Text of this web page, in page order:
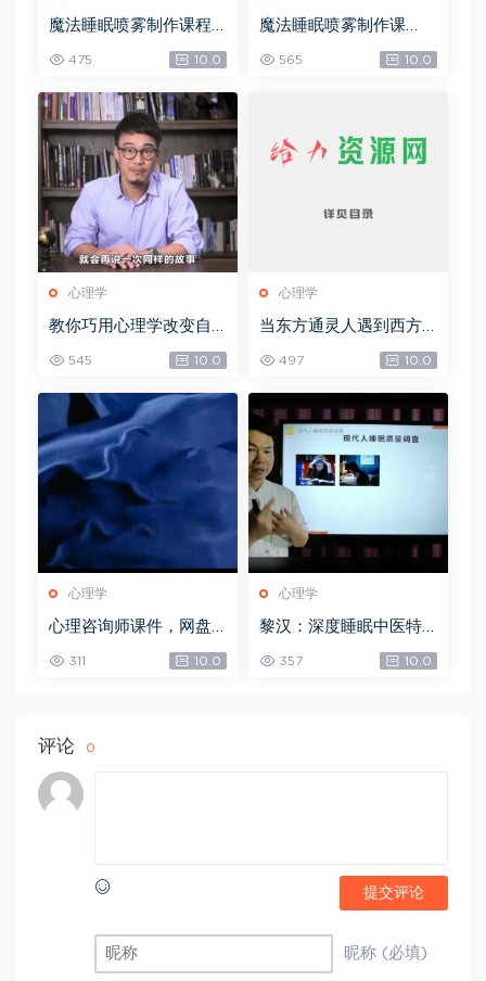
魔法睡眠喷雾制作课程
475 10.0
魔法睡眠喷雾制作课
565 10.0
心理学
教你巧用心理学改变自
(2.31G)
545 10.0
心理学
当东方通灵人遇到西方
宗教与通灵的20个密契
经验，网盘下载(166.97
M)
497 10.0
心理学
心理咨询师课件，网盘
311 10.0
心理学
黎汉：深度睡眠中医特
3 GB，网盘下载(2.53G)
357 10.0
评论 0
提交评论
昵称 (必填)